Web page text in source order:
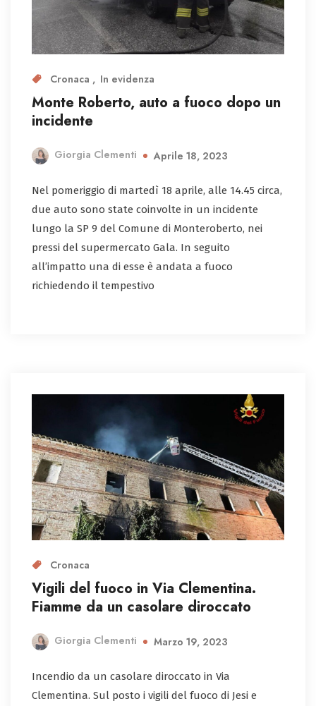
Cronaca In evidenza
Monte Roberto, auto a fuoco dopo un
incidente
Giorgia Clementi Aprile 18, 2023
Nel pomeriggio di martedì 18 aprile, alle 14.45 circa,
due auto sono state coinvolte in un incidente
lungo la SP 9 del Comune di Monteroberto, nei
pressi del supermercato Gala. In seguito
all’impatto una di esse è andata a fuoco
richiedendo il tempestivo
Cronaca
Vigili del fuoco in Via Clementina.
Fiamme da un casolare diroccato
Giorgia Clementi Marzo 19, 2023
Incendio da un casolare diroccato in Via
Clementina. Sul posto i vigili del fuoco di Jesi e